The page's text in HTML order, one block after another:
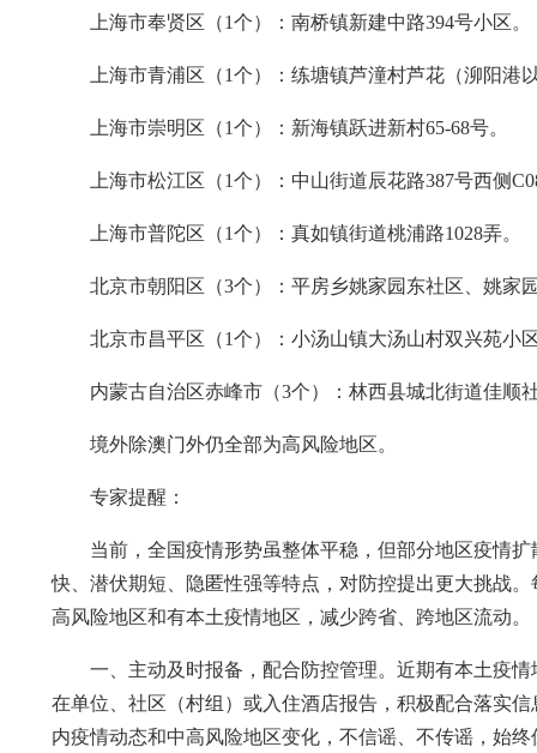
上海市奉贤区（1个）：南桥镇新建中路394号小区。
上海市青浦区（1个）：练塘镇芦潼村芦花（泖阳
上海市崇明区（1个）：新海镇跃进新村65-68号。
上海市松江区（1个）：中山街道辰花路387号西侧
上海市普陀区（1个）：真如镇街道桃浦路1028弄。
北京市朝阳区（3个）：平房乡姚家园东社区、姚家
北京市昌平区（1个）：小汤山镇大汤山村双兴苑小
内蒙古自治区赤峰市（3个）：林西县城北街道佳顺
境外除澳门外仍全部为高风险地区。
专家提醒：
当前，全国疫情形势虽整体平稳，但部分地区疫情
快、潜伏期短、隐匿性强等特点，对防控提出更大挑战
高风险地区和有本土疫情地区，减少跨省、跨地区流动。
一、主动及时报备，配合防控管理。近期有本土疫
在单位、社区（村组）或入住酒店报告，积极配合落实
内疫情动态和中高风险地区变化，不信谣、不传谣，始